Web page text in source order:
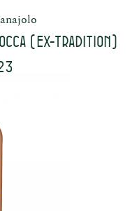
(ex-Tradition)